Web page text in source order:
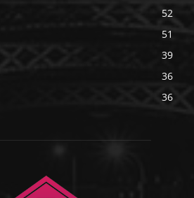
52
51
39
36
36